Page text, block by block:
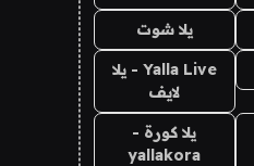
يلا شوت
Yalla Live - يلا
لايف
يلا كورة -
yallakora